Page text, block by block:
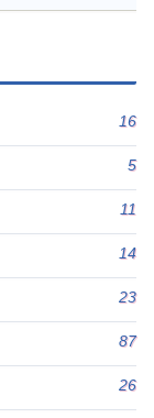
16
5
11
14
23
87
26